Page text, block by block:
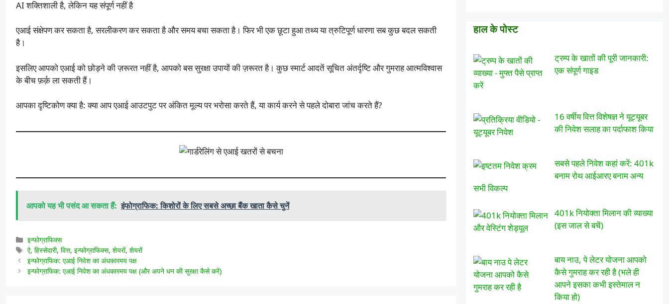
AI शक्तिशाली है, लेकिन यह संपूर्ण नहीं है
एआई संक्षेपण कर सकता है, सरलीकरण कर सकता है और समय बचा सकता है। फिर भी एक छूटा हुआ तथ्य या त्रुटिपूर्ण धारणा सब कुछ बदल सकती
है।
इसलिए आपको एआई को छोड़ने की ज़रूरत नहीं है, आपको बस सुरक्षा उपायों की ज़रूरत है। कुछ स्मार्ट आदतें सूचित अंतर्दृष्टि और गुमराह आत्मविश्वास
के बीच फ़र्क़ ला सकती हैं।
आपका दृष्टिकोण क्या है: क्या आप एआई आउटपुट पर अंकित मूल्य पर भरोसा करते हैं, या कार्य करने से पहले दोबारा जांच करते हैं?
आपको यह भी पसंद आ सकता हैं: इंफोग्राफिक: किशोरों के लिए सबसे अच्छा बैंक खाता कैसे चुनें
श्रेणियाँ
इन्फोग्राफिक्स
टैग
ऐ,हिस्सेदारी,वित्त,इन्फोग्राफिक्स,शेयरों,शेयरों
इन्फोग्राफिक: एआई निवेश का अंधकारमय पक्ष
इन्फोग्राफिक: एआई निवेश का अंधकारमय पक्ष (और अपने धन की सुरक्षा कैसे करें)
हाल के पोस्ट
ट्रम्प के खातों की पूरी जानकारी:
एक संपूर्ण गाइड
16 वर्षीय वित्त विशेषज्ञ ने यूट्यूबर
की निवेश सलाह का पर्दाफाश किया
सबसे पहले निवेश कहां करें: 401k
बनाम रोथ आईआरए बनाम अन्य
सभी विकल्प
401k नियोक्ता मिलान की व्याख्या
(इस जाल से बचें)
बाय नाउ, पे लेटर योजना आपको
कैसे गुमराह कर रही है (भले ही
आपने इसका कभी इस्तेमाल न
किया हो)